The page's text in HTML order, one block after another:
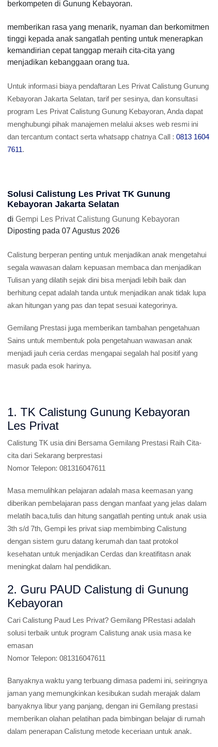
berkompeten di Gunung Kebayoran.
memberikan rasa yang menarik, nyaman dan berkomitmen
tinggi kepada anak sangatlah penting untuk menerapkan
kemandirian cepat tanggap meraih cita-cita yang
menjadikan kebanggaan orang tua.
Untuk informasi biaya pendaftaran Les Privat Calistung Gunung
Kebayoran Jakarta Selatan, tarif per sesinya, dan konsultasi
program Les Privat Calistung Gunung Kebayoran, Anda dapat
menghubungi pihak manajemen melalui akses web resmi ini
dan tercantum contact serta whatsapp chatnya Call : 0813 1604
7611.
Solusi Calistung Les Privat TK Gunung
Kebayoran Jakarta Selatan
di Gempi Les Privat Calistung Gunung Kebayoran
Diposting pada 07 Agustus 2026
Calistung berperan penting untuk menjadikan anak mengetahui
segala wawasan dalam kepuasan membaca dan menjadikan
Tulisan yang dilatih sejak dini bisa menjadi lebih baik dan
berhitung cepat adalah tanda untuk menjadikan anak tidak lupa
akan hitungan yang pas dan tepat sesuai kategorinya.
Gemilang Prestasi juga memberikan tambahan pengetahuan
Sains untuk membentuk pola pengetahuan wawasan anak
menjadi jauh ceria cerdas mengapai segalah hal positif yang
masuk pada esok harinya.
1. TK Calistung Gunung Kebayoran
Les Privat
Calistung TK usia dini Bersama Gemilang Prestasi Raih Cita-
cita dari Sekarang berprestasi
Nomor Telepon: 081316047611
Masa memulihkan pelajaran adalah masa keemasan yang
diberikan pembelajaran pass dengan manfaat yang jelas dalam
melatih baca,tulis dan hitung sangatlah penting untuk anak usia
3th s/d 7th, Gempi les privat siap membimbing Calistung
dengan sistem guru datang kerumah dan taat protokol
kesehatan untuk menjadikan Cerdas dan kreatifitasn anak
meningkat dalam hal pendidikan.
2. Guru PAUD Calistung di Gunung
Kebayoran
Cari Calistung Paud Les Privat? Gemilang PRestasi adalah
solusi terbaik untuk program Calistung anak usia masa ke
emasan
Nomor Telepon: 081316047611
Banyaknya waktu yang terbuang dimasa pademi ini, seiringnya
jaman yang memungkinkan kesibukan sudah merajak dalam
banyaknya libur yang panjang, dengan ini Gemilang prestasi
memberikan olahan pelatihan pada bimbingan belajar di rumah
dalam penerapan Calistung metode keceriaan untuk anak.